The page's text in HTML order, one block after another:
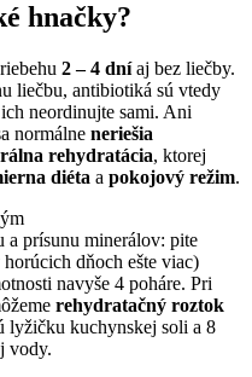
hnačky?
2 – 4 dníaj bez liečby.
liečbu, antibiotiká sú vtedy
neordinujte sami. Ani
normálne neriešia
rehydratácia, ktorej
diéta a pokojový režim.
a prísunu minerálov: pite
horúcich dňoch ešte viac)
navyše 4 poháre. Pri
rehydratačný roztok
lyžičku kuchynskej soli a 8
vody.